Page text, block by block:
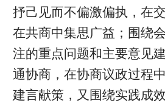
抒己见而不偏激偏执，在
在共商中集思广益；围绕
注的重点问题和主要意见
通协商，在协商议政过程
建言献策，又围绕实践成